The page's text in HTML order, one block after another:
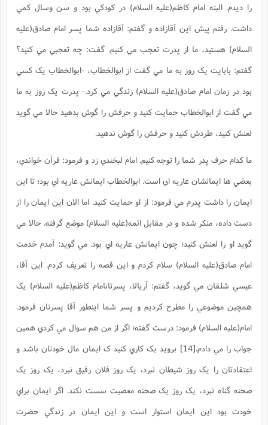
را ديدم. البته امام کاظم(علیه السلام) در کودکي بود و سن وسال کمي
داشت. رفتم پيش اين آقازاده و گفتم: آقازاده شما پسر امام صادق(علیه
السلام) هستيد، ما از پدرت تعجب مي کنيم. گفت: چه تعجبي مي کنيد؟
گفتم: بابايت يک روز به ما مي گفت از ابوالخطاب، -ابوالخطاب يک کسي
بود در زمان امام صادق(علیه السلام) زندگي مي کرد.- پدرت يک روز به ما
مي گفت از ابوالخطاب حمايت کنيد و حرفش را گوش بدهيد حالا مي گويد
لعنش کنيد، طردش کنيد و حرفش را گوش ندهيد.
ما کدام حرف پدر شما را توجه کنيم. امام لبخندي زد و فرمود: قرآن خواندي،
بعضي ها ايمانشان عاريه اي است. ابوالخطاب ايمانش عاريه اي بود؛ تا اين
ايمان را داشت پدرم مي فرمود: از او حمايت کنيد. اما الان اين ايمان را از
دست داده، منکر شده و در مقابل ائمه(علیه السلام) موضع گرفته. حالا مي
گويد او را لعنش کنيد؛ چون ايمانش عاريه اي بود. مي گويد: آمدم خدمت
امام صادق(علیه السلام) سلام کردم و اين قصه را تعريف کردم. اين آقا،
عيسي شلقان مي گويد، گفتم: آريالا، پسرتانامام کاظم(علیه السلام) يک
همچين موضوعي را مطرح کرديم و پسر شما اينطور آقا پسرتان فرمود.
امام(علیه السلام) فرمود: درست گفته؛ اگر از من هم سوال مي کردي همين
جواب را مي دادم.[14]
برويد يک کاري کنيد ک ايمان مال خودتان باشد و
اعتقادتان را يک روز شيطان نبرد، يک روز فلان رفيق نبرد، يک روز يک
صحنه گناه نبرد، يک روز يک صحنه معصيت سست نکند. اگر ايمان براي
خودت بود اين ايمان استوار است و اين ايمان در زندگي حضرت